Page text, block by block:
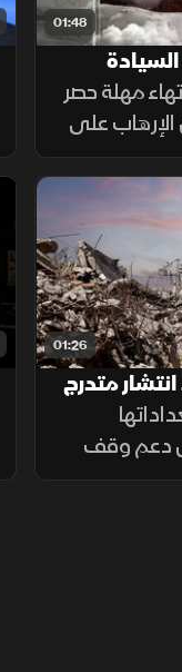
01:48
مهلة حصر
الإرهاب على
مقرها،
لربطها
01:26
متدرج
دعم وقف
الشرطة